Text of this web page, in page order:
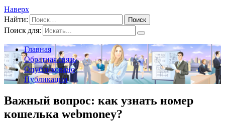
Наверх
Найти:
Поиск для:
Главная
Обратная связь
Опубликовано
Публикации
Важный вопрос: как узнать номер
кошелька webmoney?